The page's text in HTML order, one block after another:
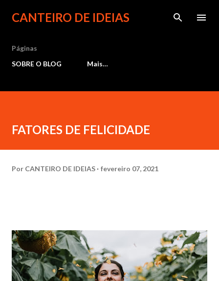
Pular para o conteúdo principal
CANTEIRO DE IDEIAS
Páginas
SOBRE O BLOG
Mais…
FATORES DE FELICIDADE
Por CANTEIRO DE IDEIAS fevereiro 07, 2021